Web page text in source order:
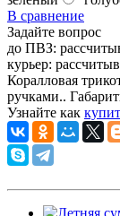
В сравнение
Задайте вопрос
до ПВЗ:
курьер:
Коралловая
ручками..
Узнайте как